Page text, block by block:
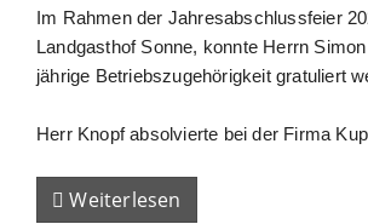
Im Rahmen der Jahresabschlussfeier
Landgasthof Sonne, konnte Herrn
jährige Betriebszugehörigkeit gratuliert
Herr Knopf absolvierte bei der Firma
Weiterlesen